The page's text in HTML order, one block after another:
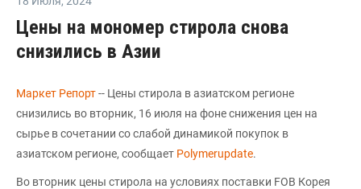
Цены на мономер стирола снова
снизились в Азии
Маркет Репорт-- Цены стирола в азиатском регионе
снизились во вторник, 16 июля на фоне снижения цен на
сырье в сочетании со слабой динамикой покупок в
азиатском регионе, сообщает Polymerupdate.
Во вторник цены стирола на условиях поставки FOB Корея